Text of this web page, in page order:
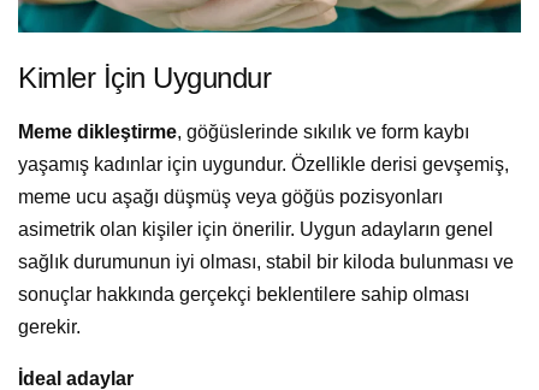
Kimler İçin Uygundur
Meme dikleştirme, göğüslerinde sıkılık ve form kaybı
yaşamış kadınlar için uygundur. Özellikle derisi gevşemiş,
meme ucu aşağı düşmüş veya göğüs pozisyonları
asimetrik olan kişiler için önerilir. Uygun adayların genel
sağlık durumunun iyi olması, stabil bir kiloda bulunması ve
sonuçlar hakkında gerçekçi beklentilere sahip olması
gerekir.
İdeal adaylar